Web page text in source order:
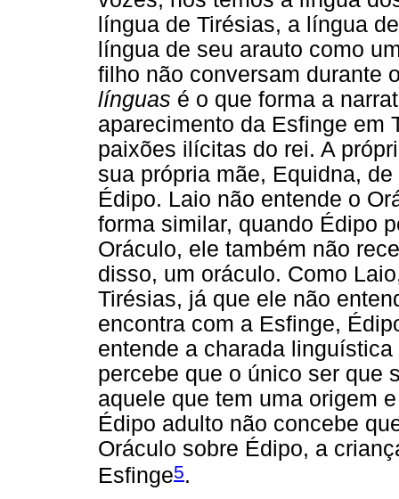
língua de Tirésias, a língua
língua de seu arauto como
filho não conversam durante
línguas é o que forma a
aparecimento da Esfinge em
paixões ilícitas do rei. A
sua própria mãe, Equidna,
Édipo. Laio não entende o
forma similar, quando Édipo
Oráculo, ele também não
disso, um oráculo. Como
Tirésias, já que ele não
encontra com a Esfinge,
entende a charada
percebe que o único ser que
aquele que tem uma origem
Édipo adulto não concebe
Oráculo sobre Édipo, a
Esfinge5.